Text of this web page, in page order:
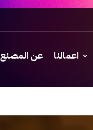
اعمالنا عن المصنع